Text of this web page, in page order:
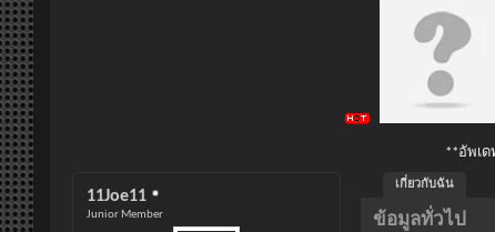
**อัพเด
11Joe11
Junior Member
เกี่ยวกับฉัน
ข้อมูลทั่วไป